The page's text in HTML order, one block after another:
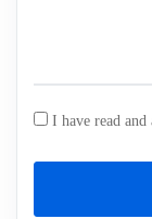
I have read and